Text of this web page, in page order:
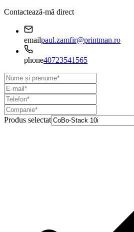
Contactează-mă direct
emailpaul.zamfir@printman.ro
phone40723541565
Produs selectat